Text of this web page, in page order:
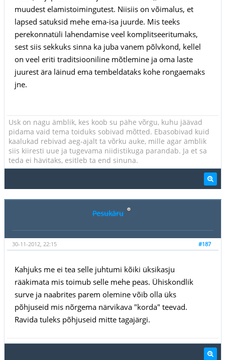
muudest elamistoimingutest. Niisiis on võimalus, et
lapsed satuksid mehe ema-isa juurde. Mis teeks
perekonnatüli lahendamise veel komplitseeritumaks,
sest siis sekkuks sinna ka juba vanem põlvkond, kellel
on veel eriti traditsiooniline mõtlemine ja oma laste
juurest ära läinud ema tembeldataks kohe rongaemaks
jne.
Usk on nagu ämblik, kes koob su pähe võrgu, kuhu jäävad
pidama vaid tema toiduks sobivad mõtted. Ebasobivad kuid
kaalukad rebivad aeg-ajalt ta võrku auke, mille agar ämblik
siis kiiresti uue ja tugevama niidistikuga parandab. Ja et sa
teda ei hävitaks, esitleb ta end sinuna.
Pesukäru
#187
30-11-2012, 22:15
Kahjuks me ei tea selle juhtumi kõiki üksikasju
rääkimata mis toimub selle mehe peas. Ühiskondlik
surve ja naabrites parem olemine võib olla üks
põhjuseid mis nõrgema närvikava "korda" teevad.
Ravida tuleks põhjuseid mitte tagajärgi.